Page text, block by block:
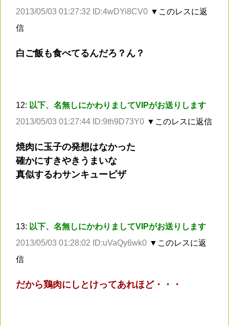
2013/05/03 01:27:32 ID:4wDYi8CV0 ▼このレスに返
信
白ご飯も食べてるんだろ？ん？
12: 以下、名無しにかわりましてVIPがお送りします
2013/05/03 01:27:44 ID:9th9D73Y0 ▼このレスに返信
焼肉に玉子の発想はなかった
確かにすきやきうまいな
真似するわサンキューピザ
13: 以下、名無しにかわりましてVIPがお送りします
2013/05/03 01:28:02 ID:uVaQy6wk0 ▼このレスに返
信
だから鶏肉にしとけってあれほど・・・